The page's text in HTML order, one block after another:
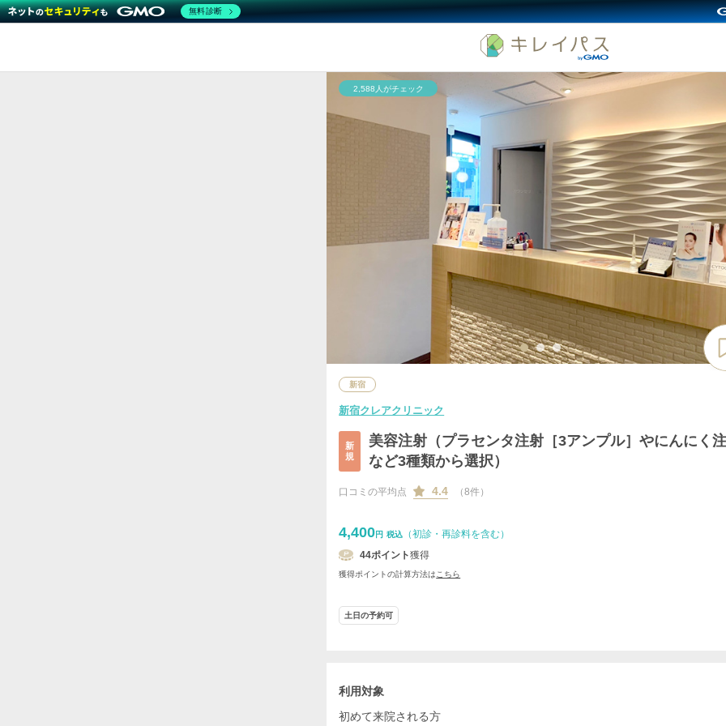
2,588人がチェック
新宿
新宿クレアクリニック
新
規
美容注射（プラセンタ注射［3アンプル］やにんにく
など3種類から選択）
口コミの平均点 4.4 （8件）
4,400円 税込
（初診・再診料を含む）
44ポイント獲得
獲得ポイントの計算方法はこちら
土日の予約可
利用対象
初めて来院される方
無料診断